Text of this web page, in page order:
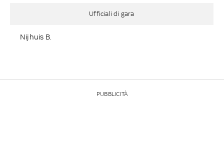
Ufficiali di gara
Nijhuis B.
PUBBLICITÀ